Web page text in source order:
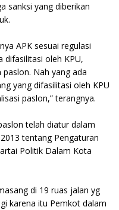
sanksi yang diberikan
APK sesuai regulasi
difasilitasi oleh KPU,
Nah yang ada
yang difasilitasi oleh KPU
paslon,” terangnya.
telah diatur dalam
tentang Pengaturan
Politik Dalam Kota
di 19 ruas jalan yg
karena itu Pemkot dalam